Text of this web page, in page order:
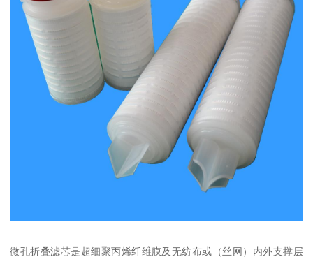
微孔折叠滤芯是超细聚丙烯纤维膜及无纺布或（丝网）内外支撑层